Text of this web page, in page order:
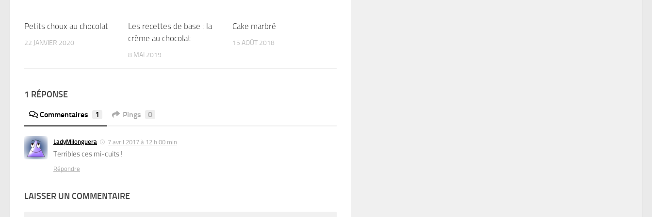
Petits choux au chocolat
22 JANVIER 2020
Les recettes de base : la
crème au chocolat
8 MAI 2019
Cake marbré
15 AOÛT 2018
1 RÉPONSE
Commentaires 1 Pings 0
LadyMilonguera 7 avril 2017 à 12 h 00 min
Terribles ces mi-cuits !
Répondre
LAISSER UN COMMENTAIRE